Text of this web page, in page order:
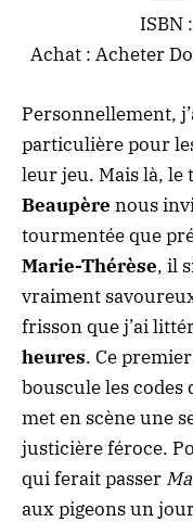
ISBN
Achat : Acheter
Personnellement,
particulière pour
leur jeu. Mais là,
Beaupère nous
tourmentée que
Marie-Thérèse, il
vraiment
frisson que j’ai
heures. Ce
bouscule les
met en scène une
justicière féroce.
qui ferait passer
aux pigeons un